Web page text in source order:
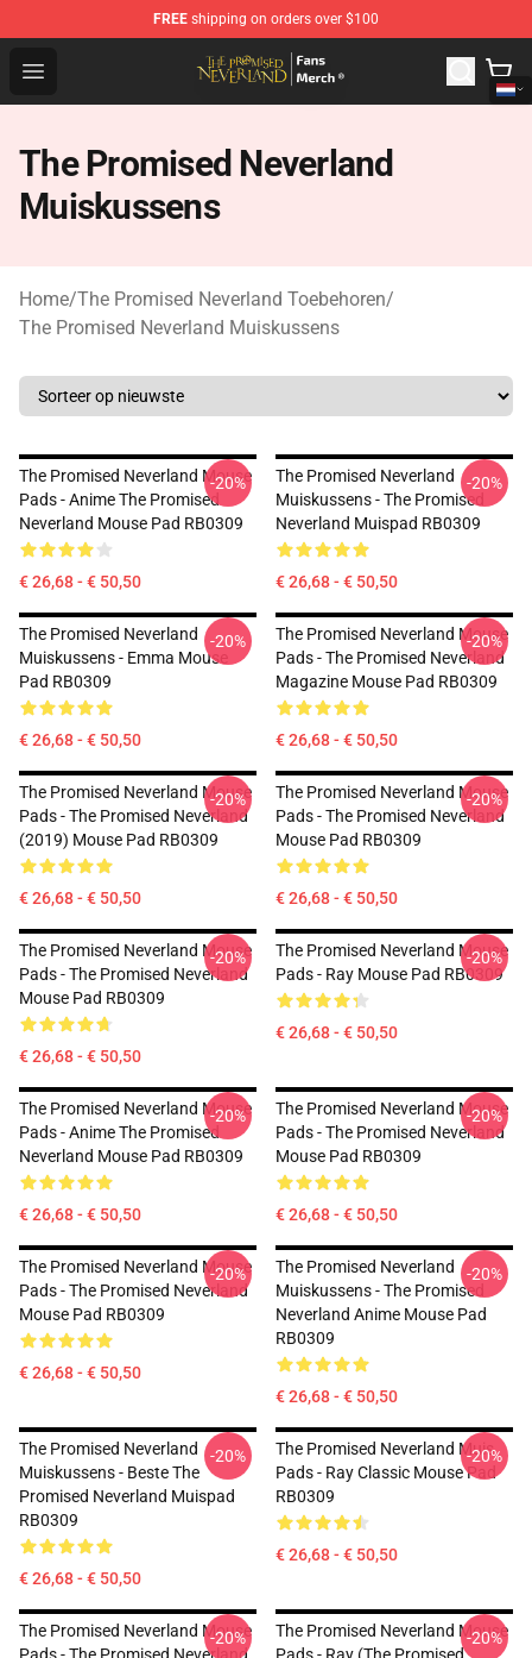
FREE shipping on orders over $100
Open menu
The Promised Neverland Store - Official The Promised
The Promised Neverland
Muiskussens
Home/The Promised Neverland Toebehoren/
The Promised Neverland Muiskussens
The Promised Neverland Mouse
Pads - Anime The Promised
Neverland Mouse Pad RB0309
€ 26,68 - € 50,50
-20%
The Promised Neverland
Muiskussens - The Promised
Neverland Muispad RB0309
€ 26,68 - € 50,50
-20%
The Promised Neverland
Muiskussens - Emma Mouse
Pad RB0309
€ 26,68 - € 50,50
-20%
The Promised Neverland Mouse
Pads - The Promised Neverland
Magazine Mouse Pad RB0309
€ 26,68 - € 50,50
-20%
The Promised Neverland Mouse
Pads - The Promised Neverland
(2019) Mouse Pad RB0309
€ 26,68 - € 50,50
-20%
The Promised Neverland Mouse
Pads - The Promised Neverland
Mouse Pad RB0309
€ 26,68 - € 50,50
-20%
The Promised Neverland Mouse
Pads - The Promised Neverland
Mouse Pad RB0309
€ 26,68 - € 50,50
-20%
The Promised Neverland Mouse
Pads - Ray Mouse Pad RB0309
€ 26,68 - € 50,50
-20%
The Promised Neverland Mouse
Pads - Anime The Promised
Neverland Mouse Pad RB0309
€ 26,68 - € 50,50
-20%
The Promised Neverland Mouse
Pads - The Promised Neverland
Mouse Pad RB0309
€ 26,68 - € 50,50
-20%
The Promised Neverland Mouse
Pads - The Promised Neverland
Mouse Pad RB0309
€ 26,68 - € 50,50
-20%
The Promised Neverland
Muiskussens - The Promised
Neverland Anime Mouse Pad
RB0309
€ 26,68 - € 50,50
-20%
The Promised Neverland
Muiskussens - Beste The
Promised Neverland Muispad
RB0309
€ 26,68 - € 50,50
-20%
The Promised Neverland Muis
Pads - Ray Classic Mouse Pad
RB0309
€ 26,68 - € 50,50
-20%
The Promised Neverland Mouse
-20%
The Promised Neverland Mouse
-20%